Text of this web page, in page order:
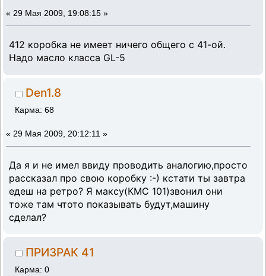
« 29 Мая 2009, 19:08:15 »
412 коробка не имеет ничего общего с 41-ой.
Надо масло класса GL-5
Den1.8
Карма: 68
« 29 Мая 2009, 20:12:11 »
Да я и не имел ввиду проводить аналогию,просто
рассказал про свою коробку :-) кстати ты завтра
едеш на ретро? Я максу(КМС 101)звонил они
тоже там чтото показывать будут,машину
сделал?
ПРИЗРАК 41
Карма: 0